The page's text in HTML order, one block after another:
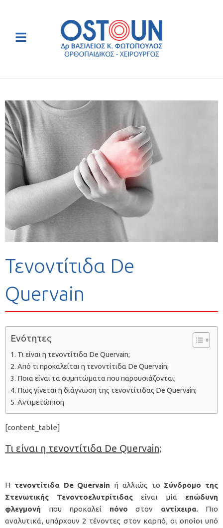
Τενοντίτιδα De
Quervain
Ενότητες
Τι είναι η τενοντίτιδα De Quervain;
Από τι προκαλείται η τενοντίτιδα De Quervain;
Ποια είναι τα συμπτώματα που παρουσιάζονται;
Πως γίνεται η διάγνωση της τενοντίτιδας De Quervain;
Αντιμετώπιση
[content_table]
Τι είναι η τενοντίτιδα De Quervain;
Η τενοντίτιδα De Quervain ή αλλιώς το Σύνδρομο της
Στενωτικής
Τενοντοελυτρίτιδας είναι μία επώδυνη
φλεγμονή που προκαλεί πόνο στον αντίχειρα. Πιο
αναλυτικά, υπάρχουν 2 τένοντες στον καρπό, οι οποίοι υπό